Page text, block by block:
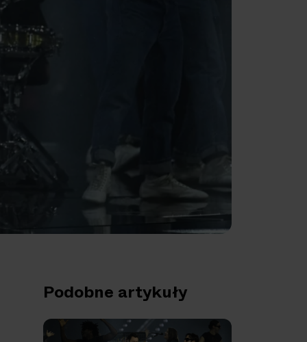
Podobne artykuły